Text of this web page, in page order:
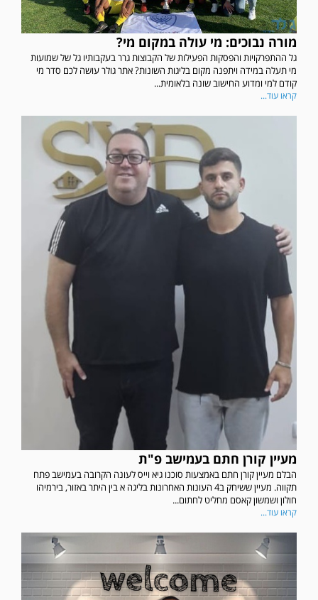
מורה נבוכים: מי עולה במקום מי?
גל ההתפרקויות והפסקות הפעילות של הקבוצות גרר בעקבותיו גל של שמועות
מי תעלה במידה ויתפנה מקום בליגות השונות? אתר גולר עושה לכם סדר מי
קודם למי ומדוע החישוב שונה בלאומית...
קראו עוד...
מעיין קורן חתם בעמישב פ"ת
הבלם מעיין קורן חתם באמצעות סוכנו גיא וייס לעונה הקרובה בעמישב פתח
תקווה. מעיין ששיחק ב4 העונות האחרונות בליגה א בין היתר באזור, בירמיהו
חולון ושמשון קאסם מחליט לחתום...
קראו עוד...